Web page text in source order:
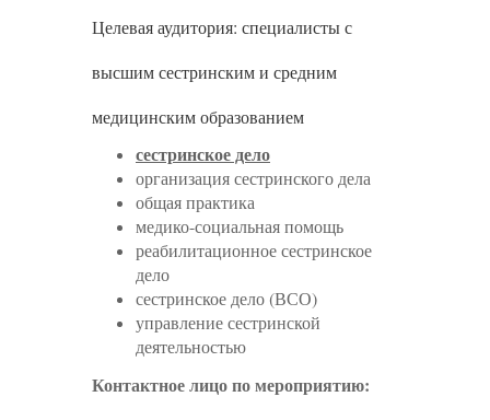
Целевая аудитория: специалисты с
высшим сестринским и средним
медицинским образованием
сестринское дело
организация сестринского дела
общая практика
медико-социальная помощь
реабилитационное сестринское
дело
сестринское дело (ВСО)
управление сестринской
деятельностью
Контактное лицо по мероприятию: